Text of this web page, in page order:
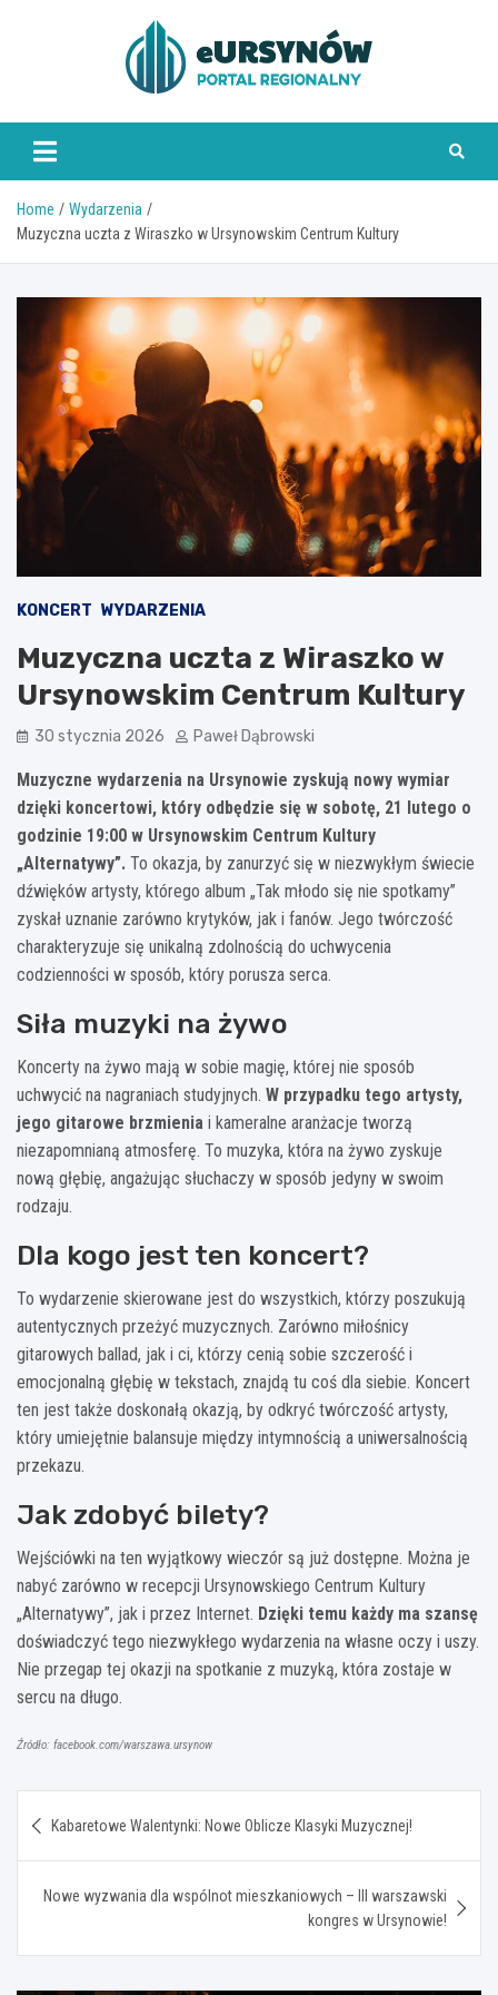
Home
Wydarzenia
Muzyczna uczta z Wiraszko w Ursynowskim Centrum Kultury
KONCERT WYDARZENIA
Muzyczna uczta z Wiraszko w
Ursynowskim Centrum Kultury
30 stycznia 2026 Paweł Dąbrowski
Muzyczne wydarzenia na Ursynowie zyskują nowy wymiar
dzięki koncertowi, który odbędzie się w sobotę, 21 lutego o
godzinie 19:00 w Ursynowskim Centrum Kultury
„Alternatywy”. To okazja, by zanurzyć się w niezwykłym świecie
dźwięków artysty, którego album „Tak młodo się nie spotkamy”
zyskał uznanie zarówno krytyków, jak i fanów. Jego twórczość
charakteryzuje się unikalną zdolnością do uchwycenia
codzienności w sposób, który porusza serca.
Siła muzyki na żywo
Koncerty na żywo mają w sobie magię, której nie sposób
uchwycić na nagraniach studyjnych. W przypadku tego artysty,
jego gitarowe brzmienia i kameralne aranżacje tworzą
niezapomnianą atmosferę. To muzyka, która na żywo zyskuje
nową głębię, angażując słuchaczy w sposób jedyny w swoim
rodzaju.
Dla kogo jest ten koncert?
To wydarzenie skierowane jest do wszystkich, którzy poszukują
autentycznych przeżyć muzycznych. Zarówno miłośnicy
gitarowych ballad, jak i ci, którzy cenią sobie szczerość i
emocjonalną głębię w tekstach, znajdą tu coś dla siebie. Koncert
ten jest także doskonałą okazją, by odkryć twórczość artysty,
który umiejętnie balansuje między intymnością a uniwersalnością
przekazu.
Jak zdobyć bilety?
Wejściówki na ten wyjątkowy wieczór są już dostępne. Można je
nabyć zarówno w recepcji Ursynowskiego Centrum Kultury
„Alternatywy”, jak i przez Internet. Dzięki temu każdy ma szansę
doświadczyć tego niezwykłego wydarzenia na własne oczy i uszy.
Nie przegap tej okazji na spotkanie z muzyką, która zostaje w
sercu na długo.
Źródło: facebook.com/warszawa.ursynow
wpisu
Kabaretowe Walentynki: Nowe Oblicze Klasyki Muzycznej!
Nowe wyzwania dla wspólnot mieszkaniowych – III warszawski
kongres w Ursynowie!